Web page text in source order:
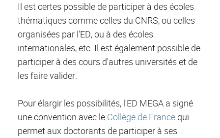
Il est certes possible de participer à des écoles
thématiques comme celles du CNRS, ou celles
organisées par l'ED, ou à des écoles
internationales, etc. Il est également possible de
participer à des cours d'autres universités et de
les faire valider.
Pour élargir les possibilités, l'ED MEGA a signé
une convention avec le Collège de France qui
permet aux doctorants de participer à ses